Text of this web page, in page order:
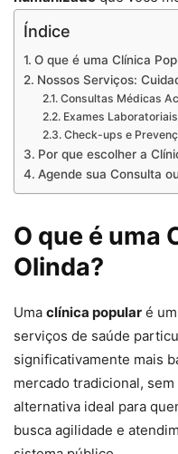
Índice
O que é uma Clínica
Nossos Serviços:
Consultas Médicas
Exames
Check-ups e
Por que escolher a
Agende sua Consulta
O que é uma
Olinda?
Uma clínica popular é
serviços de saúde
significativamente mais
mercado tradicional,
alternativa ideal para
busca agilidade e